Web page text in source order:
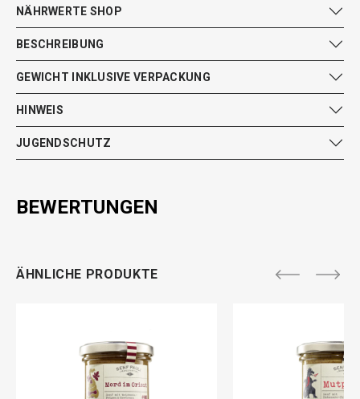
NÄHRWERTE SHOP
BESCHREIBUNG
GEWICHT INKLUSIVE VERPACKUNG
HINWEIS
JUGENDSCHUTZ
BEWERTUNGEN
ÄHNLICHE PRODUKTE